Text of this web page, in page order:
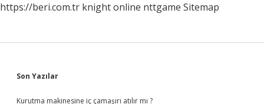
https://beri.com.tr knight online nttgame Sitemap
Sidebar
Son Yazılar
Kurutma makinesine iç çamaşırı atılır mı ?